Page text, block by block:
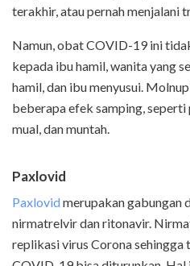
terakhir, atau pernah menjalani
Namun, obat COVID-19 ini
kepada ibu hamil, wanita yang
hamil, dan ibu menyusui.
beberapa efek samping, seperti
mual, dan muntah.
Paxlovid
Paxlovidmerupakan gabungan
nirmatrelvir dan ritonavir.
replikasi virus Corona sehingga